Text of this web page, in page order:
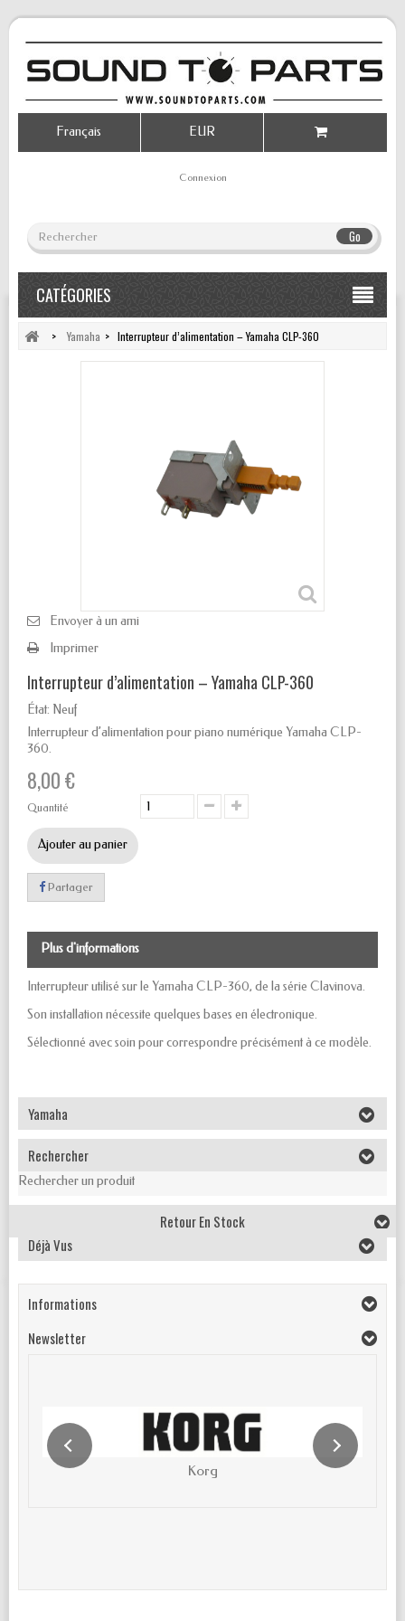
Go
Connexion
EUR
Français
CATÉGORIES
> Yamaha > Interrupteur d’alimentation – Yamaha CLP-360
Envoyer à un ami
Imprimer
Interrupteur d’alimentation – Yamaha CLP-360
État: Neuf
Interrupteur d’alimentation pour piano numérique Yamaha CLP-
360.
8,00 €
Quantité
Ajouter au panier
Partager
Plus d'informations
Interrupteur utilisé sur le Yamaha CLP-360, de la série Clavinova.
Son installation nécessite quelques bases en électronique.
Sélectionné avec soin pour correspondre précisément à ce modèle.
Yamaha
Rechercher
Rechercher un produit
Retour En Stock
Déjà Vus
Informations
Newsletter
Korg